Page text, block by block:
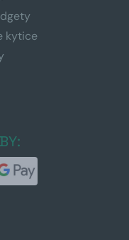
kytice